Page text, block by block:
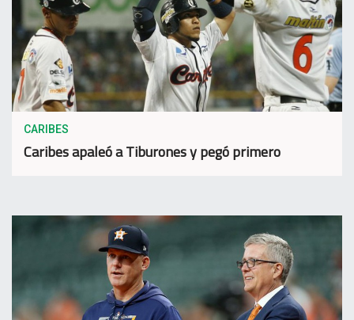
CARIBES
Caribes apaleó a Tiburones y pegó primero